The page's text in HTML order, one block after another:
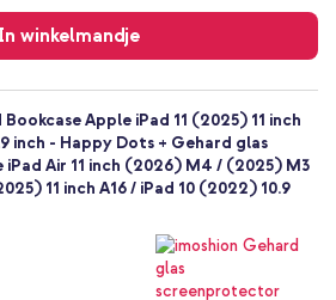
winkelmandje
Apple iPad 11 (2025) 11 inch
inch - Happy Dots + Gehard glas
Air 11 inch (2026) M4 / (2025) M3
11 inch A16 / iPad 10 (2022) 10.9